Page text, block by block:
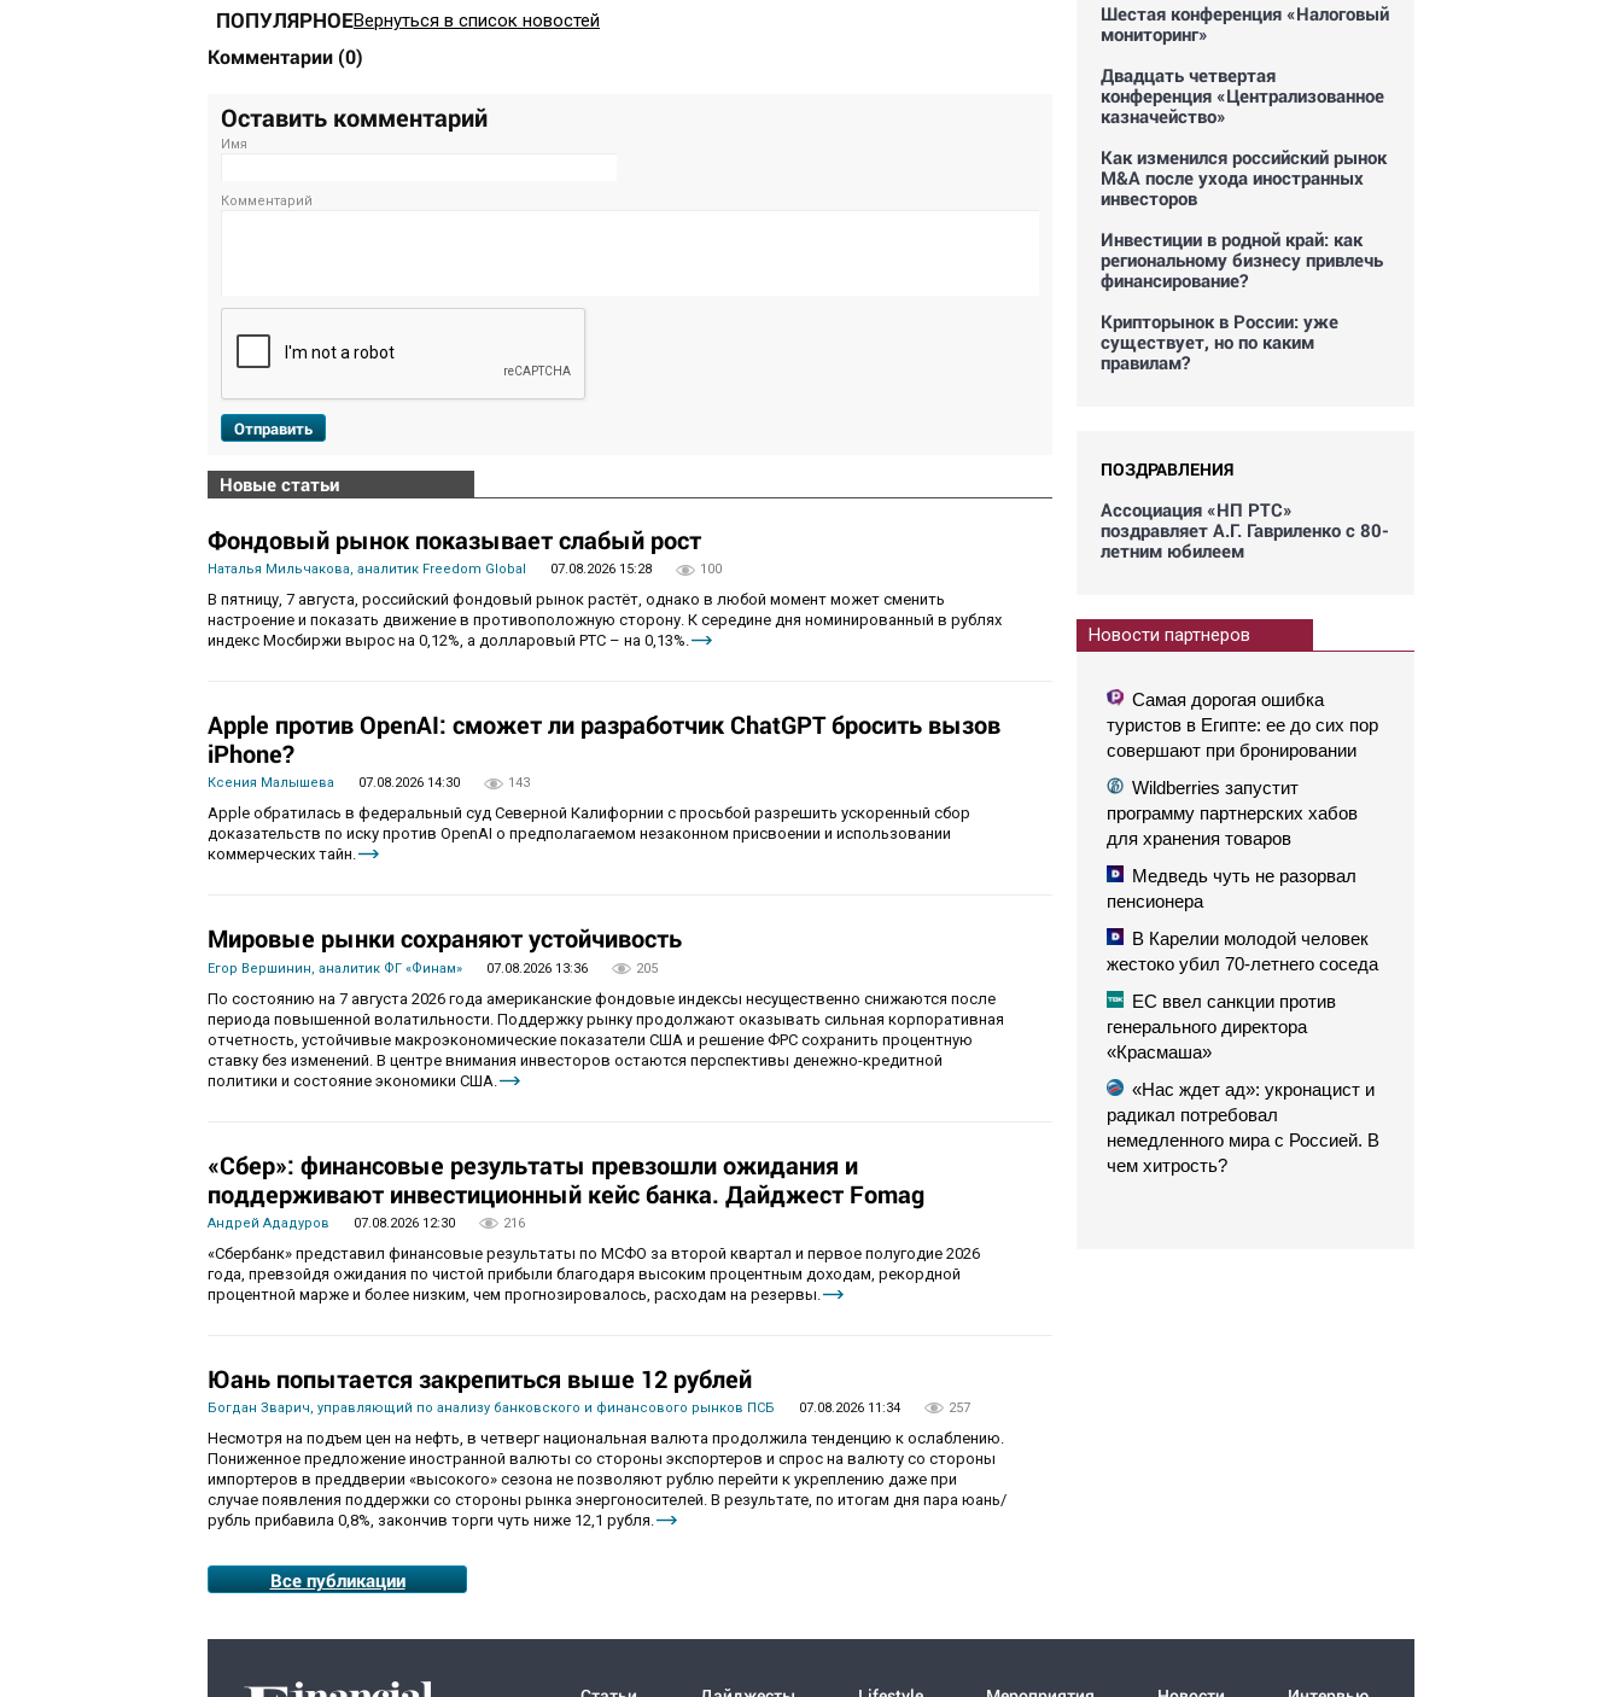
ПОПУЛЯРНОЕВернуться в список новостей
Комментарии (0)
Оставить комментарий
Имя
Комментарий
Отправить
Новые статьи
Фондовый рынок показывает слабый рост
Наталья Мильчакова, аналитик Freedom Global 07.08.2026 15:28 100
В пятницу, 7 августа, российский фондовый рынок растёт, однако в любой момент может сменить
настроение и показать движение в противоположную сторону. К середине дня номинированный в рублях
индекс Мосбиржи вырос на 0,12%, а долларовый РТС – на 0,13%.
Apple против OpenAI: сможет ли разработчик ChatGPT бросить вызов
iPhone?
Ксения Малышева 07.08.2026 14:30 143
Apple обратилась в федеральный суд Северной Калифорнии с просьбой разрешить ускоренный сбор
доказательств по иску против OpenAI о предполагаемом незаконном присвоении и использовании
коммерческих тайн.
Мировые рынки сохраняют устойчивость
Егор Вершинин, аналитик ФГ «Финам» 07.08.2026 13:36 205
По состоянию на 7 августа 2026 года американские фондовые индексы несущественно снижаются после
периода повышенной волатильности. Поддержку рынку продолжают оказывать сильная корпоративная
отчетность, устойчивые макроэкономические показатели США и решение ФРС сохранить процентную
ставку без изменений. В центре внимания инвесторов остаются перспективы денежно-кредитной
политики и состояние экономики США.
«Сбер»: финансовые результаты превзошли ожидания и
поддерживают инвестиционный кейс банка. Дайджест Fomag
Андрей Ададуров 07.08.2026 12:30 216
«Сбербанк» представил финансовые результаты по МСФО за второй квартал и первое полугодие 2026
года, превзойдя ожидания по чистой прибыли благодаря высоким процентным доходам, рекордной
процентной марже и более низким, чем прогнозировалось, расходам на резервы.
Юань попытается закрепиться выше 12 рублей
Богдан Зварич, управляющий по анализу банковского и финансового рынков ПСБ 07.08.2026 11:34 257
Несмотря на подъем цен на нефть, в четверг национальная валюта продолжила тенденцию к ослаблению.
Пониженное предложение иностранной валюты со стороны экспортеров и спрос на валюту со стороны
импортеров в преддверии «высокого» сезона не позволяют рублю перейти к укреплению даже при
случае появления поддержки со стороны рынка энергоносителей. В результате, по итогам дня пара юань/
рубль прибавила 0,8%, закончив торги чуть ниже 12,1 рубля.
Все публикации
Шестая конференция «Налоговый
мониторинг»
Двадцать четвертая
конференция «Централизованное
казначейство»
Как изменился российский рынок
M&A после ухода иностранных
инвесторов
Инвестиции в родной край: как
региональному бизнесу привлечь
финансирование?
Крипторынок в России: уже
существует, но по каким
правилам?
ПОЗДРАВЛЕНИЯ
Ассоциация «НП РТС»
поздравляет А.Г. Гавриленко с 80-
летним юбилеем
Новости партнеров
Самая дорогая ошибка
туристов в Египте: ее до сих пор
совершают при бронировании
Wildberries запустит
программу партнерских хабов
для хранения товаров
Медведь чуть не разорвал
пенсионера
В Карелии молодой человек
жестоко убил 70-летнего соседа
ЕС ввел санкции против
генерального директора
«Красмаша»
«Нас ждет ад»: укронацист и
радикал потребовал
немедленного мира с Россией. В
чем хитрость?